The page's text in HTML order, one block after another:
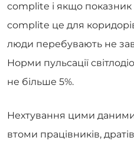
complite і якщо показник
complite це для
люди перебувають не
Норми пульсації
не більше 5%.
Нехтування цими
втоми працівників,